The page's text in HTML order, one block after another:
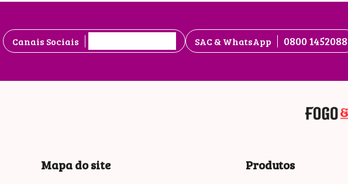
Canais Sociais SAC & WhatsApp 0800 1452088
Mapa do site Produtos